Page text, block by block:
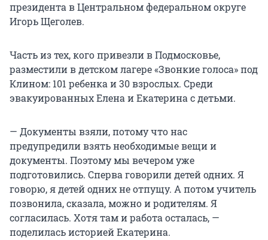
президента в Центральном федеральном округе
Игорь Щеголев.
Часть из тех, кого привезли в Подмосковье,
разместили в детском лагере «Звонкие голоса» под
Клином: 101 ребенка и 30 взрослых. Среди
эвакуированных Елена и Екатерина с детьми.
— Документы взяли, потому что нас
предупредили взять необходимые вещи и
документы. Поэтому мы вечером уже
подготовились. Сперва говорили детей одних. Я
говорю, я детей одних не отпущу. А потом учитель
позвонила, сказала, можно и родителям. Я
согласилась. Хотя там и работа осталась, —
поделилась историей Екатерина.